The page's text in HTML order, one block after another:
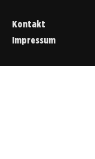
Kontakt
Impressum